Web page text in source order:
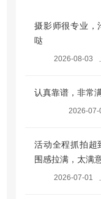
摄影师很专业，
哒
2026-08-03
认真靠谱，非常满
2026-07-
活动全程抓拍超
围感拉满，太满
2026-07-01